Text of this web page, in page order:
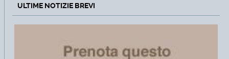
ULTIME NOTIZIE BREVI